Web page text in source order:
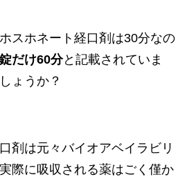
スホネート経口剤は30分なの
だけ60分と記載されていま
ょうか？
剤は元々バイオアベイラビリ
際に吸収される薬はごく僅か